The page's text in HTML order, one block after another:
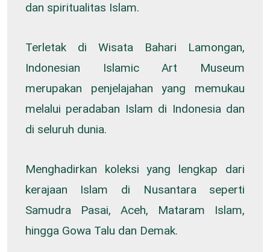
dan spiritualitas Islam.
Terletak di Wisata Bahari Lamongan,
Indonesian Islamic Art Museum
merupakan penjelajahan yang memukau
melalui peradaban Islam di Indonesia dan
di seluruh dunia.
Menghadirkan koleksi yang lengkap dari
kerajaan Islam di Nusantara seperti
Samudra Pasai, Aceh, Mataram Islam,
hingga Gowa Talu dan Demak.